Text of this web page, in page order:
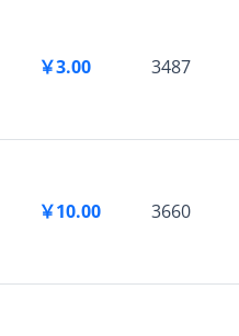
￥3.00 3487
￥10.00 3660